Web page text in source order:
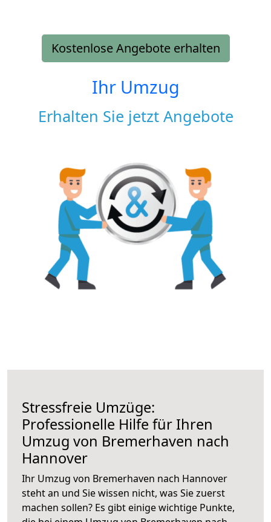
Kostenlose Angebote erhalten
Ihr Umzug
Erhalten Sie jetzt Angebote
Stressfreie Umzüge:
Professionelle Hilfe für Ihren
Umzug von Bremerhaven nach
Hannover
Ihr Umzug von Bremerhaven nach Hannover
steht an und Sie wissen nicht, was Sie zuerst
machen sollen? Es gibt einige wichtige Punkte,